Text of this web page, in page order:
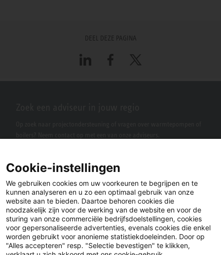
DEEL DEZE PAGINA
LinkedIn FacebookX
LinkedIn Facebook X
Cookie-instellingen
We gebruiken cookies om uw voorkeuren te begrijpen en te
kunnen analyseren en u zo een optimaal gebruik van onze
website aan te bieden. Daartoe behoren cookies die
noodzakelijk zijn voor de werking van de website en voor de
sturing van onze commerciële bedrijfsdoelstellingen, cookies
voor gepersonaliseerde advertenties, evenals cookies die enkel
worden gebruikt voor anonieme statistiekdoeleinden. Door op
"Alles accepteren" resp. "Selectie bevestigen" te klikken,